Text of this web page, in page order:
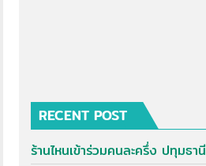
RECENT POST
ร้านไหนเข้าร่วมคนละครึ่ง ปทุมธานี